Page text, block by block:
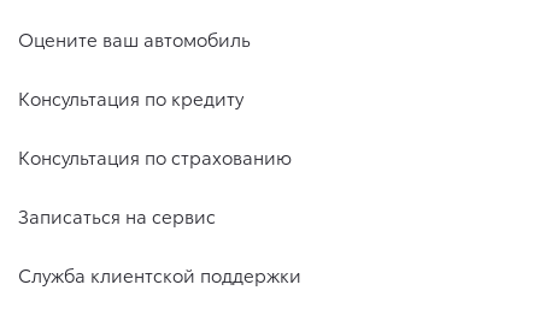
Оцените ваш автомобиль
Консультация по кредиту
Консультация по страхованию
Записаться на сервис
Служба клиентской поддержки